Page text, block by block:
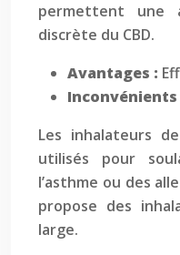
permettent une
discrète du CBD.
Avantages :
Inconvénients
Les inhalateurs
utilisés pour
l’asthme ou des
propose des
large.